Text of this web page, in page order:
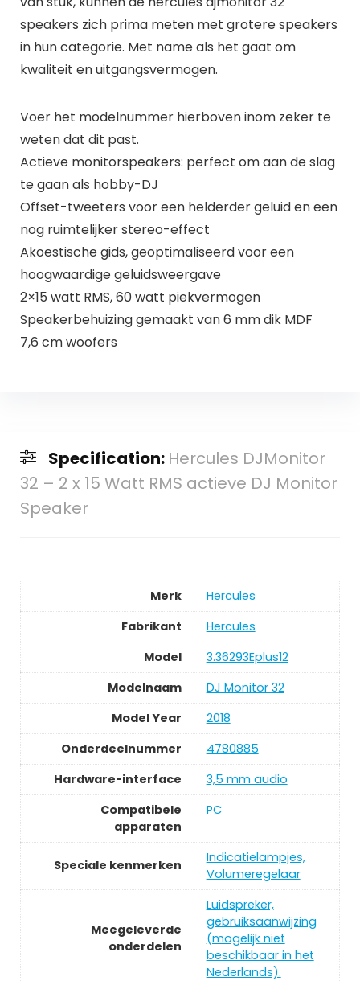
speakers zich prima meten met grotere speakers
in hun categorie. Met name als het gaat om
kwaliteit en uitgangsvermogen.
Voer het modelnummer hierboven inom zeker te
weten dat dit past.
Actieve monitorspeakers: perfect om aan de slag
te gaan als hobby-DJ
Offset-tweeters voor een helderder geluid en een
nog ruimtelijker stereo-effect
Akoestische gids, geoptimaliseerd voor een
hoogwaardige geluidsweergave
2×15 watt RMS, 60 watt piekvermogen
Speakerbehuizing gemaakt van 6 mm dik MDF
7,6 cm woofers
Specification: Hercules DJMonitor
32 – 2 x 15 Watt RMS actieve DJ Monitor
Speaker
Merk
Hercules
Fabrikant
Hercules
Model
3.36293Eplus12
Modelnaam
DJ Monitor 32
Model Year
2018
Onderdeelnummer
4780885
Hardware-interface
3,5 mm audio
Compatibele
apparaten
PC
Speciale kenmerken
Indicatielampjes,
Volumeregelaar
Meegeleverde
onderdelen
Luidspreker,
gebruiksaanwijzing
(mogelijk niet
beschikbaar in het
Nederlands).